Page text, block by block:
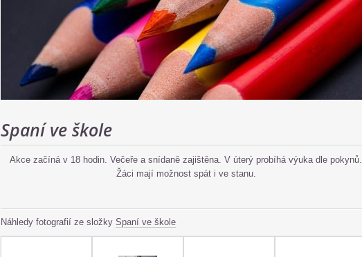
Spaní ve škole
Akce začíná v 18 hodin. Večeře a snídaně zajištěna. V úterý probíhá výuka dle pokynů.
Žáci mají možnost spát i ve stanu.
Náhledy fotografií ze složky Spaní ve škole